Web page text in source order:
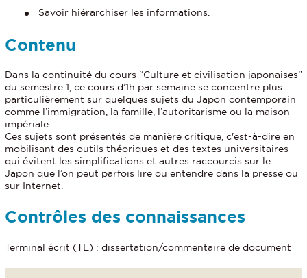
Savoir hiérarchiser les informations.
Contenu
Dans la continuité du cours “Culture et civilisation japonaises”
du semestre 1, ce cours d’1h par semaine se concentre plus
particulièrement sur quelques sujets du Japon contemporain
comme l’immigration, la famille, l’autoritarisme ou la maison
impériale.
Ces sujets sont présentés de manière critique, c'est-à-dire en
mobilisant des outils théoriques et des textes universitaires
qui évitent les simplifications et autres raccourcis sur le
Japon que l’on peut parfois lire ou entendre dans la presse ou
sur Internet.
Contrôles des connaissances
Terminal écrit (TE) : dissertation/commentaire de document